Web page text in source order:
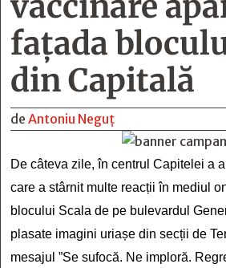
fațada
din Capitală
de Antoniu Neguț
De câteva zile, în centrul Capitelei a
care a stârnit multe reacții în mediul
blocului Scala de pe bulevardul
plasate imagini uriașe din secții de
mesajul ”Se sufocă. Ne imploră.